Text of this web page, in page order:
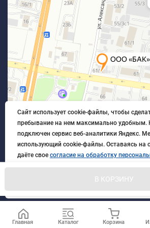
В КОРЗИНУ
© 2026 БлагАвтоКомплект. Все
Главная Каталог Корзина
Сайт использует cookie-файлы, чтобы
пребывание на нем максимально удобным.
подключен сервис веб-аналитики Яндекс.
использующий cookie-файлы. Оставаясь на
даёте свое согласие на обработку
порядке, указанном вПолитике обработки